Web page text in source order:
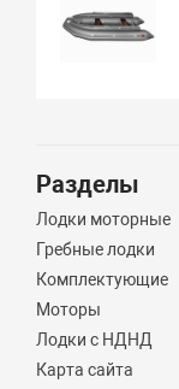
Разделы
Лодки моторные
Гребные лодки
Комплектующие
Моторы
Лодки с НДНД
Карта сайта